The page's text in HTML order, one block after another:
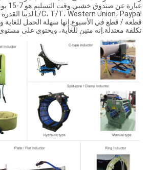
قطعة / قطع في الأسبوع.إنها سهلة الحمل للغاية
تكلفة معتدلة.إنه متين للغاية، ويحتوي على